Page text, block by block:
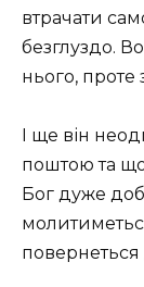
втрачати
безглуздо.
нього, проте
І ще він
поштою та
Бог дуже